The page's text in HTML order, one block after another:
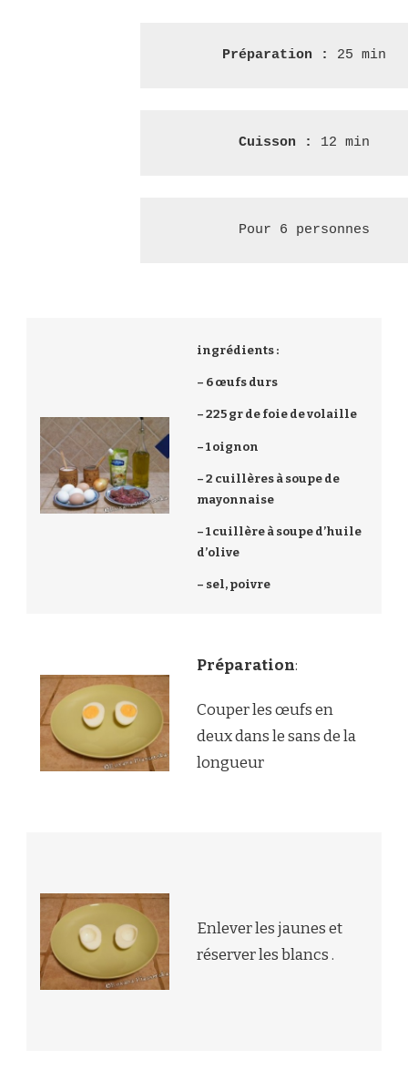
Préparation : 25 min
Cuisson : 12 min
Pour 6 personnes
ingrédients :
– 6 œufs durs
– 225 gr de foie de volaille
– 1 oignon
– 2 cuillères à soupe de
mayonnaise
– 1 cuillère à soupe d’huile
d’olive
– sel, poivre
Préparation:
Couper les œufs en
deux dans le sans de la
longueur
Enlever les jaunes et
réserver les blancs .